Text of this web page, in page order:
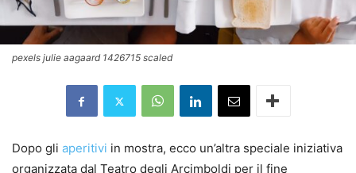
pexels julie aagaard 1426715 scaled
Dopo gli aperitivi in mostra, ecco un’altra speciale iniziativa
organizzata dal Teatro degli Arcimboldi per il fine